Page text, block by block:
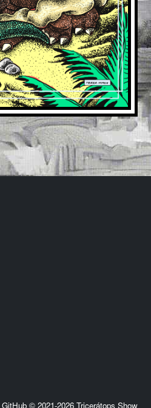
GitHub © 2021-2026 Tricerátops Show